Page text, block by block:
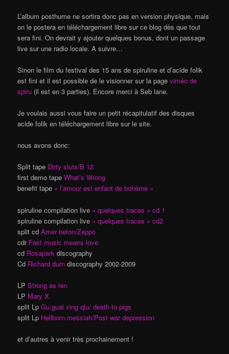
L’album posthume ne sortira donc pas en version physique, mais
on le postera en téléchargement libre sur ce blog dès que tout
sera fini. On devrait y ajouter quelques bonus, dont un passage
live sur une radio locale. A suivre…
Sinon le film du festival des 15 ans de spiruline et d’acide folik
est fini et il est possible de le visionner sur la pageviméo de
spiru (il est en 3 parties). Encore merci à Seb lane.
Je voulais aussi vous faire un petit récapitulatif des disques
acide folik en téléchargement libre sur le site.
nous avons donc:
Split tape Dirty sluts/B 12
first demo tapeWhat’s Wrong
benefit tape « l’amour est enfant de bohème »
spiruline compilation live « quelques traces » cd 1
spiruline compilation live « quelques traces » cd2
split cdAmer beton/Zeppo
cdr Fast music means love
cd Rosapark discography
Cd Richard durn discography 2002-2009
LPStrong as ten
LP Mary X
split LpGu guai xing qiu/ death to pigs
split Lp Hellborn messiah/Post war depression
et d’autres à venir très prochainement !